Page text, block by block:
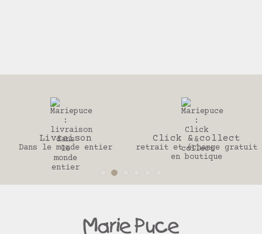
entier
Click & collect
retrait et échange gratuit
30
Pour changer